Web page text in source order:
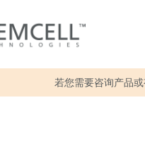
若您需要咨询产品